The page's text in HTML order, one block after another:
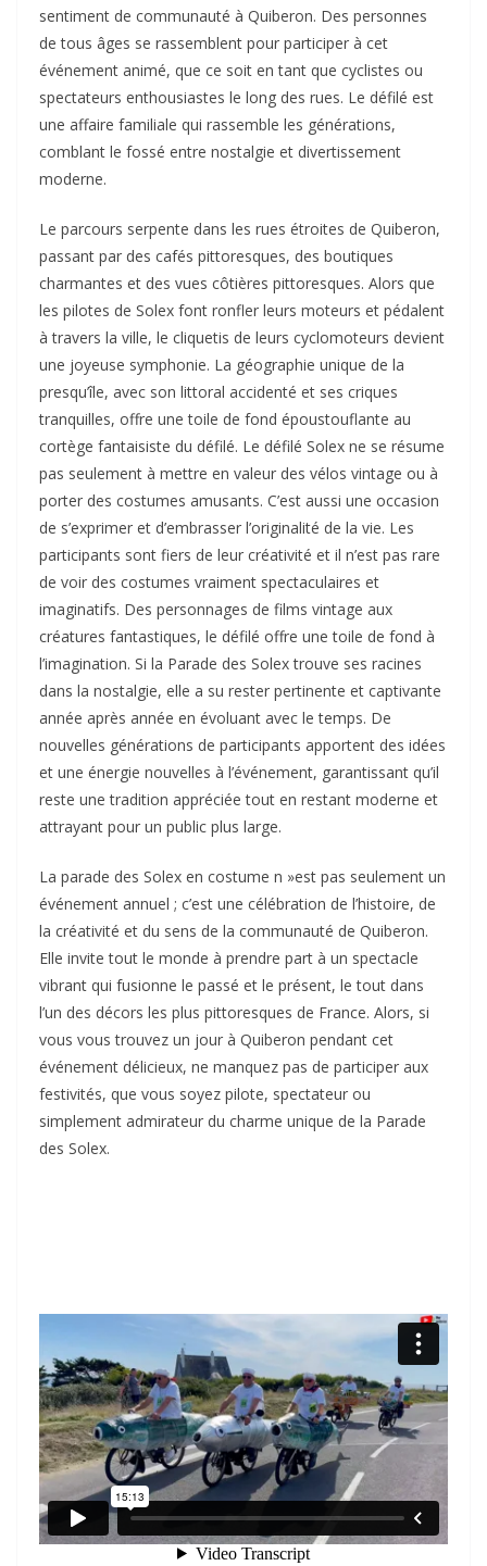
sentiment de communauté à Quiberon. Des personnes
de tous âges se rassemblent pour participer à cet
événement animé, que ce soit en tant que cyclistes ou
spectateurs enthousiastes le long des rues. Le défilé est
une affaire familiale qui rassemble les générations,
comblant le fossé entre nostalgie et divertissement
moderne.
Le parcours serpente dans les rues étroites de Quiberon,
passant par des cafés pittoresques, des boutiques
charmantes et des vues côtières pittoresques. Alors que
les pilotes de Solex font ronfler leurs moteurs et pédalent
à travers la ville, le cliquetis de leurs cyclomoteurs devient
une joyeuse symphonie. La géographie unique de la
presqu’île, avec son littoral accidenté et ses criques
tranquilles, offre une toile de fond époustouflante au
cortège fantaisiste du défilé. Le défilé Solex ne se résume
pas seulement à mettre en valeur des vélos vintage ou à
porter des costumes amusants. C’est aussi une occasion
de s’exprimer et d’embrasser l’originalité de la vie. Les
participants sont fiers de leur créativité et il n’est pas rare
de voir des costumes vraiment spectaculaires et
imaginatifs. Des personnages de films vintage aux
créatures fantastiques, le défilé offre une toile de fond à
l’imagination. Si la Parade des Solex trouve ses racines
dans la nostalgie, elle a su rester pertinente et captivante
année après année en évoluant avec le temps. De
nouvelles générations de participants apportent des idées
et une énergie nouvelles à l’événement, garantissant qu’il
reste une tradition appréciée tout en restant moderne et
attrayant pour un public plus large.
La parade des Solex en costume n »est pas seulement un
événement annuel ; c’est une célébration de l’histoire, de
la créativité et du sens de la communauté de Quiberon.
Elle invite tout le monde à prendre part à un spectacle
vibrant qui fusionne le passé et le présent, le tout dans
l’un des décors les plus pittoresques de France. Alors, si
vous vous trouvez un jour à Quiberon pendant cet
événement délicieux, ne manquez pas de participer aux
festivités, que vous soyez pilote, spectateur ou
simplement admirateur du charme unique de la Parade
des Solex.